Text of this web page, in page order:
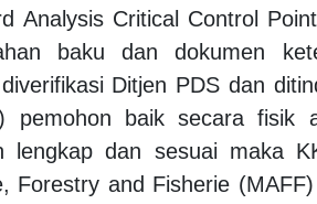
Analysis Critical Control
baku dan dokumen
Ditjen PDS dan
pemohon baik secara fisik
lengkap dan sesuai maka
Forestry and Fisherie